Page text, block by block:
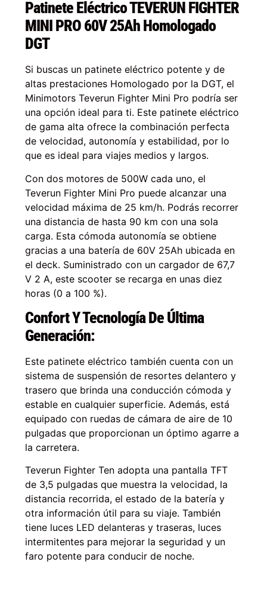
Patinete Eléctrico TEVERUN FIGHTER
MINI PRO 60V 25Ah Homologado
DGT
Si buscas un patinete eléctrico potente y de
altas prestaciones Homologado por la DGT, el
Minimotors Teverun Fighter Mini Pro podría ser
una opción ideal para ti. Este patinete eléctrico
de gama alta ofrece la combinación perfecta
de velocidad, autonomía y estabilidad, por lo
que es ideal para viajes medios y largos.
Con dos motores de 500W cada uno, el
Teverun Fighter Mini Pro puede alcanzar una
velocidad máxima de 25 km/h. Podrás recorrer
una distancia de hasta 90 km con una sola
carga. Esta cómoda autonomía se obtiene
gracias a una batería de 60V 25Ah ubicada en
el deck. Suministrado con un cargador de 67,7
V 2 A, este scooter se recarga en unas diez
horas (0 a 100 %).
Confort Y Tecnología De Última
Generación:
Este patinete eléctrico también cuenta con un
sistema de suspensión de resortes delantero y
trasero que brinda una conducción cómoda y
estable en cualquier superficie. Además, está
equipado con ruedas de cámara de aire de 10
pulgadas que proporcionan un óptimo agarre a
la carretera.
Teverun Fighter Ten adopta una pantalla TFT
de 3,5 pulgadas que muestra la velocidad, la
distancia recorrida, el estado de la batería y
otra información útil para su viaje. También
tiene luces LED delanteras y traseras, luces
intermitentes para mejorar la seguridad y un
faro potente para conducir de noche.